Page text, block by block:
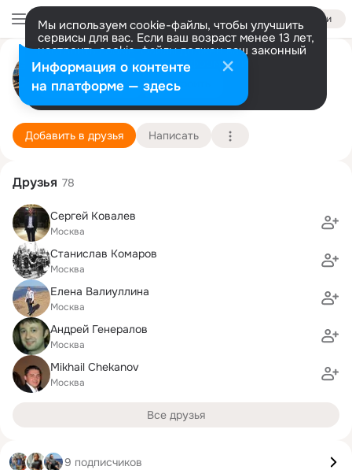
Войти
Мы используем cookie-файлы, чтобы улучшить
сервисы для вас. Если ваш возраст менее 13 лет,
настроить cookie-файлы должен ваш законный
представитель. Больше информации
Разрешить все Настроить
Лидия Крайко
Москва 26 ноября (46 лет)
Подробнее
Добавить в друзья Написать
Друзья 78
Сергей Ковалев
Москва
Станислав Комаров
Москва
Елена Валиуллина
Москва
Андрей Генералов
Москва
Mikhail Chekanov
Москва
Все друзья
9 подписчиков
Информация о контенте
на платформе — здесь